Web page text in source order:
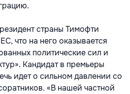
страны Тимофти
что на него оказывается
политические сил и
Кандидат в премьеры
идет о сильном давлении со
«В нашей частной